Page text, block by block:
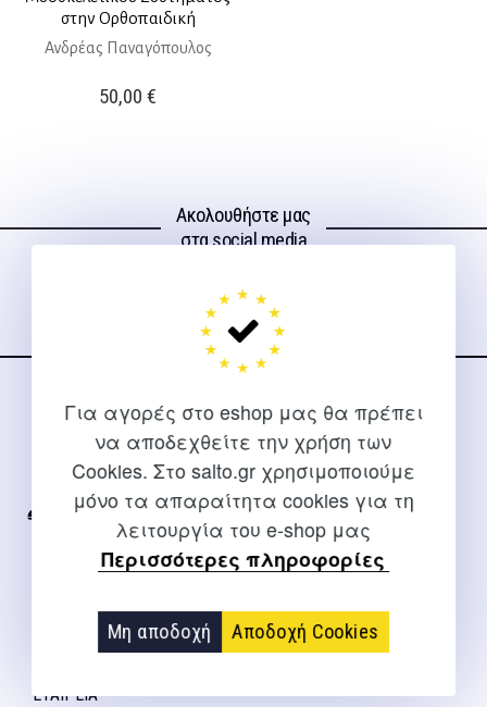
Για αγορές στο eshop μας θα πρέπει
να αποδεχθείτε την χρήση των
Cookies. Στο salto.gr χρησιμοποιούμε
μόνο τα απαραίτητα cookies για τη
λειτουργία του e-shop μας
Περισσότερες πληροφορίες
Μη αποδοχή Αποδοχή Cookies
στην Ορθοπαιδική
Ανδρέας Παναγόπουλος
50,00€
Ακολουθήστε μας
στα social media
ΕΠΙΚΟΙΝΩΝΊΑ
Για διευκρινίσεις και υποστήριξη παραγγελιών μέσω του
Internet
2310 267108
info@salto.gr
Αγγελάκη 21, Θεσσαλονίκη
ΕΤΑΙΡΕΊΑ